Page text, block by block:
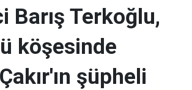
Barış Terkoğlu,
köşesinde
şüpheli